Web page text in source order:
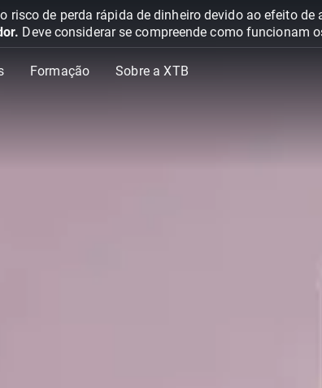
risco de perda rápida de dinheiro devido ao efeito
Deve considerar se compreende como funcionam
Formação Sobre a XTB